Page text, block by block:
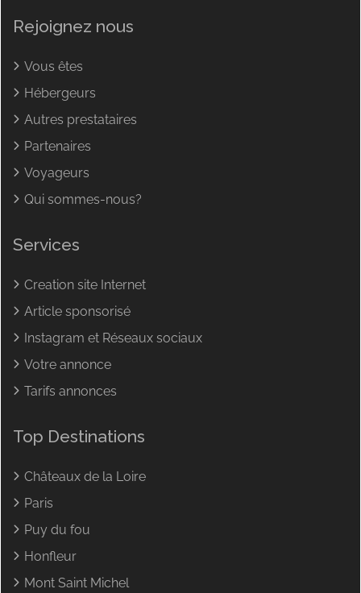
Rejoignez nous
Vous êtes
Hébergeurs
Autres prestataires
Partenaires
Voyageurs
Qui sommes-nous?
Services
Creation site Internet
Article sponsorisé
Instagram et Réseaux sociaux
Votre annonce
Tarifs annonces
Top Destinations
Châteaux de la Loire
Paris
Puy du fou
Honfleur
Mont Saint Michel